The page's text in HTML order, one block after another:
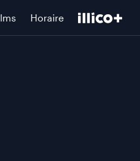
Horaire